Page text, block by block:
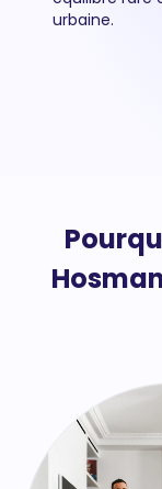
urbaine.